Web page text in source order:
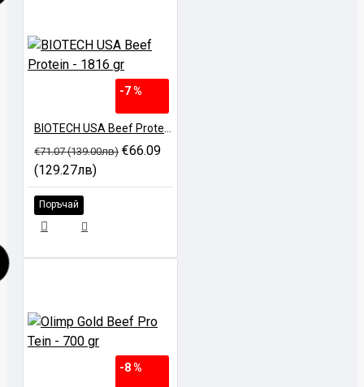
-7 %
BIOTECH USA Beef Protein - 1816 gr
€71.07 (139.00лв) €66.09
(129.27лв)
Поръчай
-8 %